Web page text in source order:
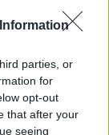
parties, or
for
opt-out
that after your
seeing